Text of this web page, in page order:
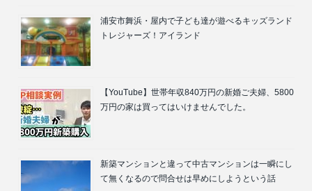
浦安市舞浜・屋内で子ども達が遊べるキッズランド
トレジャーズ！アイランド
【YouTube】世帯年収840万円の新婚ご夫婦、5800
万円の家は買ってはいけませんでした。
新築マンションと違って中古マンションは一瞬にし
て無くなるので問合せは早めにしようという話